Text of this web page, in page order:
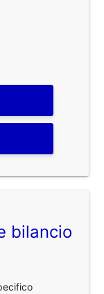
bilancio